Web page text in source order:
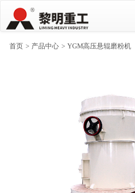
首页 > 产品中心 > YGM高压悬辊磨粉机